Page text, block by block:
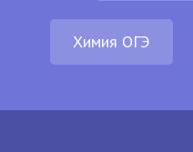
Химия ОГЭ